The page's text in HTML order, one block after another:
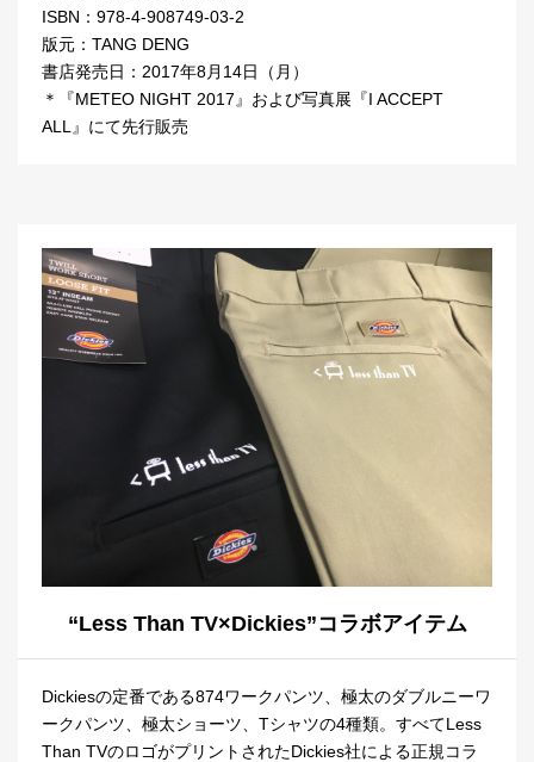
ISBN：978-4-908749-03-2
版元：TANG DENG
書店発売日：2017年8月14日（月）
＊『METEO NIGHT 2017』および写真展『I ACCEPT
ALL』にて先行販売
“Less Than TV×Dickies”コラボアイテム
Dickiesの定番である874ワークパンツ、極太のダブルニーワ
ークパンツ、極太ショーツ、Tシャツの4種類。すべてLess
Than TVのロゴがプリントされたDickies社による正規コラ